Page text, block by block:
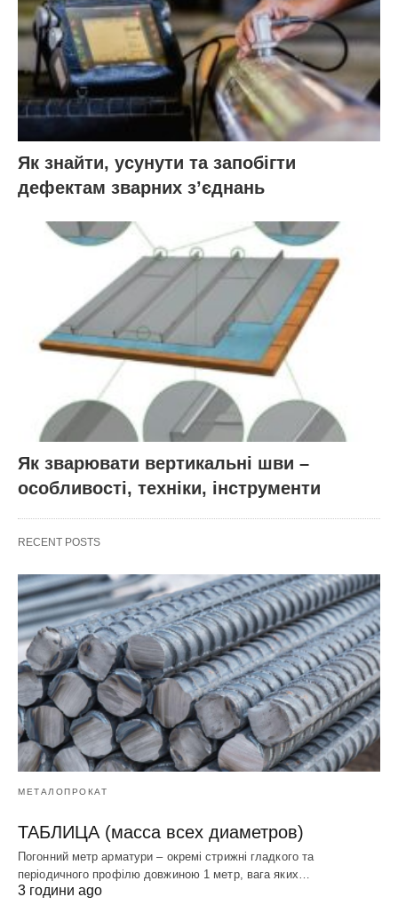
Як знайти, усунути та запобігти
дефектам зварних з’єднань
Як зварювати вертикальні шви –
особливості, техніки, інструменти
RECENT POSTS
МЕТАЛОПРОКАТ
ТАБЛИЦА (масса всех диаметров)
Погонний метр арматури – окремі стрижні гладкого та
періодичного профілю довжиною 1 метр, вага яких…
3 години ago